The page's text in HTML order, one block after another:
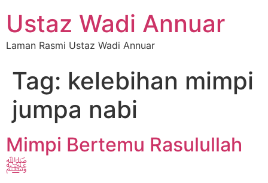
Ustaz Wadi Annuar
Laman Rasmi Ustaz Wadi Annuar
Tag: kelebihan mimpi
jumpa nabi
Mimpi Bertemu Rasulullah
ﷺ